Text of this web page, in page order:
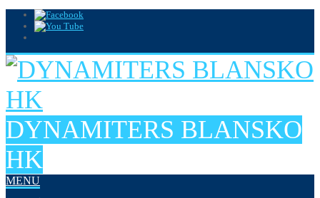
DYNAMITERS BLANSKO
HK
MENU